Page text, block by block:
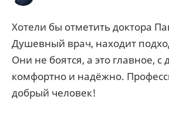
Хотели бы отметить доктора
Душевный врач, находит
Они не боятся, а это главное, с
комфортно и надёжно.
добрый человек!